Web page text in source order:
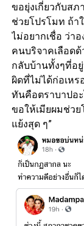
ขอยุ่งเกี่ยวกับสภ
ช่วยโปรโมท ถ้า
ไม่อยากเชื่อ ว่า
คนบริจาคเลือดด้
กลับบ้านทั้งๆที่อยู่
ผิดที่ไม่ได้ก่อเหร
ทันคือตราบาปอ
ขอให้เมียผมช่วย
แย้งสุด ๆ”